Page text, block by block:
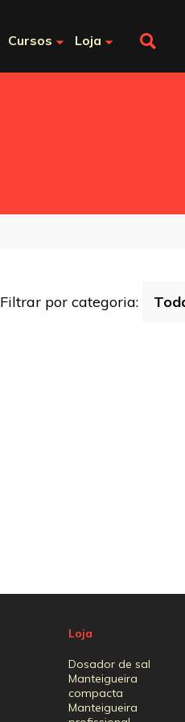
Cursos Loja
Filtrar por categoria:
Loja
Dosador de sal
Manteigueira
compacta
Manteigueira